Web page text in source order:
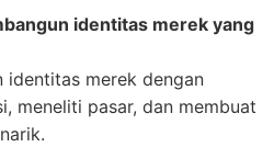
identitas merek yang
identitas merek dengan
meneliti pasar, dan membuat